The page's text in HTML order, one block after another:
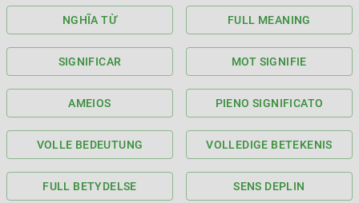
NGHĨA TỪ FULL MEANING
SIGNIFICAR MOT SIGNIFIE
AMEIOS PIENO SIGNIFICATO
VOLLE BEDEUTUNG VOLLEDIGE BETEKENIS
FULL BETYDELSE SENS DEPLIN